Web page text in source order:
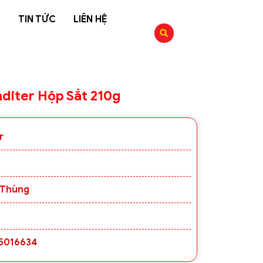
TIN TỨC LIÊN HỆ
Hộp Sắt 210g